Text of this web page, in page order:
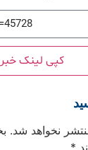
کپی لینک خبر
نخواهد شد.